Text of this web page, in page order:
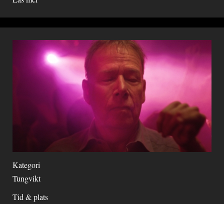
Kategori
Tungvikt
Tid & plats